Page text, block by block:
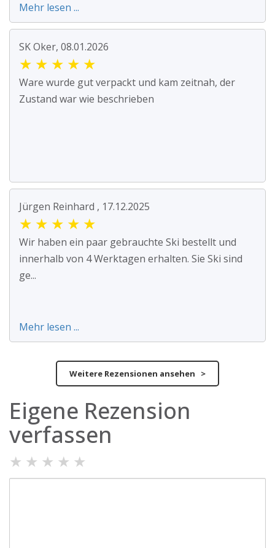
Mehr lesen ...
SK Oker, 08.01.2026
★ ★ ★ ★ ★
Ware wurde gut verpackt und kam zeitnah, der
Zustand war wie beschrieben
Jürgen Reinhard , 17.12.2025
★ ★ ★ ★ ★
Wir haben ein paar gebrauchte Ski bestellt und
innerhalb von 4 Werktagen erhalten. Sie Ski sind
ge...
Mehr lesen ...
Weitere Rezensionen ansehen >
Eigene Rezension
verfassen
★ ★ ★ ★ ★